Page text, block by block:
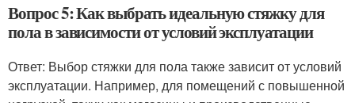
Вопрос 5: Как выбрать идеальную стяжку для
пола в зависимости от условий эксплуатации
Ответ: Выбор стяжки для пола также зависит от условий
эксплуатации. Например, для помещений с повышенной